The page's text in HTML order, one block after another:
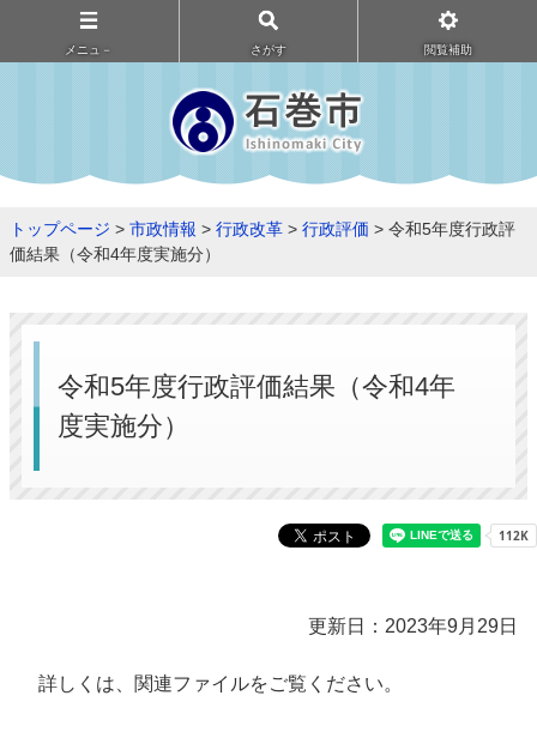
メニュ－ さがす 閲覧補助
トップページ > 市政情報 > 行政改革 > 行政評価 > 令和5年度行政評
価結果（令和4年度実施分）
令和5年度行政評価結果（令和4年
度実施分）
更新日：2023年9月29日
詳しくは、関連ファイルをご覧ください。